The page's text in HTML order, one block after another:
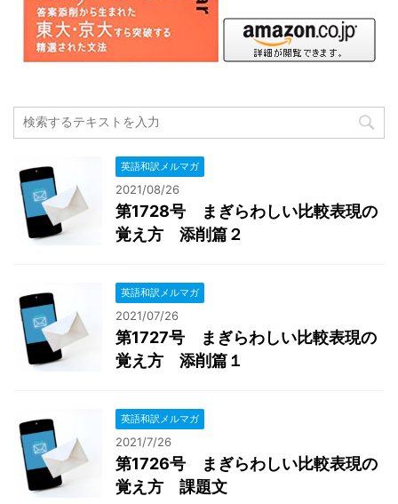
英語和訳メルマガ
2021/08/26
第1728号 まぎらわしい比較表現の
覚え方 添削篇２
英語和訳メルマガ
2021/07/26
第1727号 まぎらわしい比較表現の
覚え方 添削篇１
英語和訳メルマガ
2021/7/26
第1726号 まぎらわしい比較表現の
覚え方 課題文